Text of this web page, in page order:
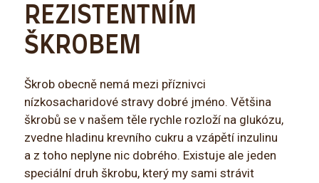
REZISTENTNÍM
ŠKROBEM
Škrob obecně nemá mezi příznivci
nízkosacharidové stravy dobré jméno. Většina
škrobů se v našem těle rychle rozloží na glukózu,
zvedne hladinu krevního cukru a vzápětí inzulinu
a z toho neplyne nic dobrého. Existuje ale jeden
speciální druh škrobu, který my sami strávit